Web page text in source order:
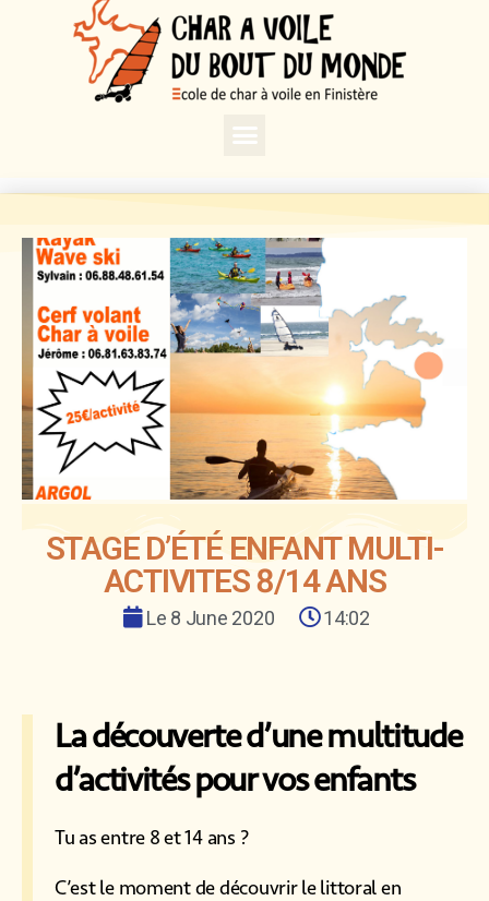
STAGE D’ÉTÉ ENFANT MULTI-
ACTIVITES 8/14 ANS
Le 8 June 2020 14:02
La découverte d’une multitude
d’activités pour vos enfants
Tu as entre 8 et 14 ans ?
C’est le moment de découvrir le littoral en